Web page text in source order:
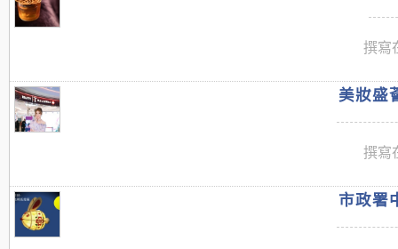
撰寫
美妝盛
撰寫
市政署